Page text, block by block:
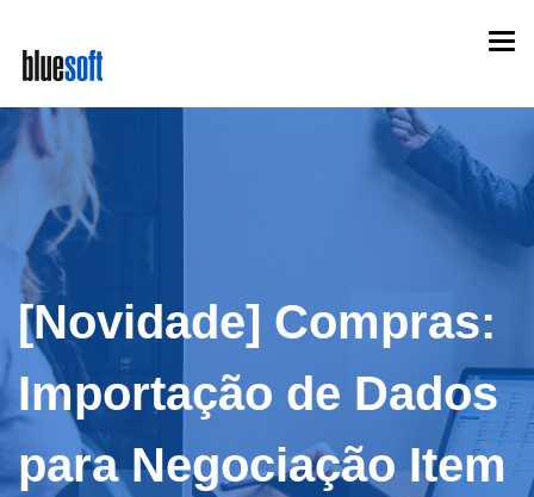
main
content
[Novidade] Compras:
Importação de Dados
para Negociação Item